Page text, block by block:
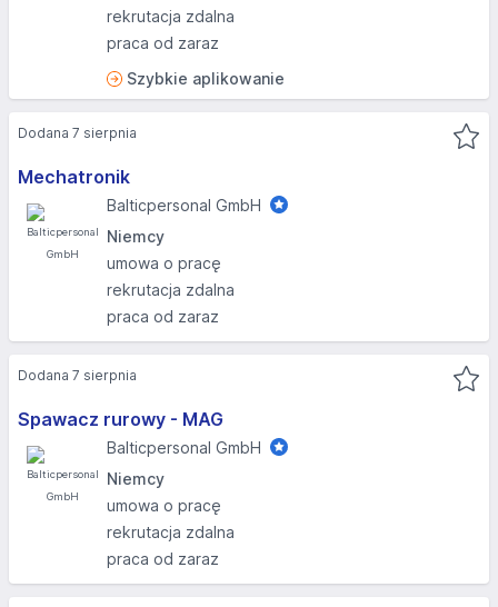
rekrutacja zdalna
praca od zaraz
Szybkie aplikowanie
Mechatronik
Balticpersonal GmbH
Niemcy
umowa o pracę
rekrutacja zdalna
praca od zaraz
Dodana 7 sierpnia
Spawacz rurowy - MAG
Balticpersonal GmbH
Niemcy
umowa o pracę
rekrutacja zdalna
praca od zaraz
Dodana 7 sierpnia